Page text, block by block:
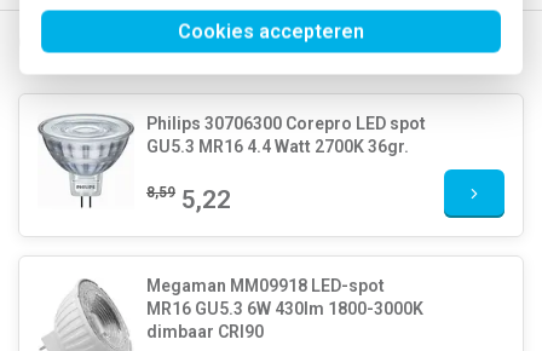
Cookies accepteren
Gerelateerde producten
Philips 30706300 Corepro LED spot
GU5.3 MR16 4.4 Watt 2700K 36gr.
8,59 5,22
Megaman MM09918 LED-spot
MR16 GU5.3 6W 430lm 1800-3000K
dimbaar CRI90